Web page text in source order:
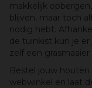
makkelijk
blijven, maar toch
nodig hebt.
de tuinkist kun je
zelf een grasmaaier
Bestel jouw
webwinkel en laat